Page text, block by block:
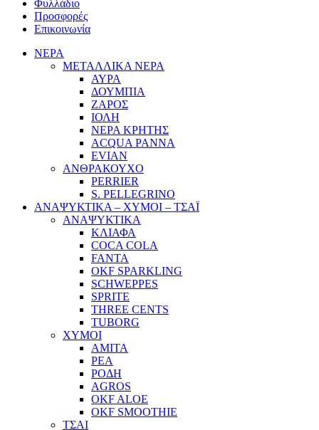
Φυλλάδιο
Προσφορές
Επικοινωνία
ΝΕΡΑ
ΜΕΤΑΛΛΙΚΑ ΝΕΡΑ
ΑΥΡΑ
ΔΟΥΜΠΙΑ
ΖΑΡΟΣ
ΙΟΛΗ
ΝΕΡΑ ΚΡΗΤΗΣ
ACQUA PANNA
EVIAN
ΑΝΘΡΑΚΟΥΧΟ
PERRIER
S. PELLEGRINO
ΑΝΑΨΥΚΤΙΚΑ – ΧΥΜΟΙ – ΤΣΑΪ
ΑΝΑΨΥΚΤΙΚΑ
ΚΛΙΑΦΑ
COCA COLA
FANTA
OKF SPARKLING
SCHWEPPES
SPRITE
THREE CENTS
TUBORG
ΧΥΜΟΙ
ΑΜΙΤΑ
ΡΕΑ
ΡΟΔΗ
AGROS
OKF ALOE
OKF SMOOTHIE
ΤΣΑΙ